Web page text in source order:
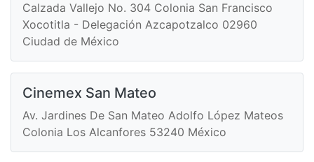
Calzada Vallejo No. 304 Colonia San Francisco
Xocotitla - Delegación Azcapotzalco 02960
Ciudad de México
Cinemex San Mateo
Av. Jardines De San Mateo Adolfo López Mateos
Colonia Los Alcanfores 53240 México